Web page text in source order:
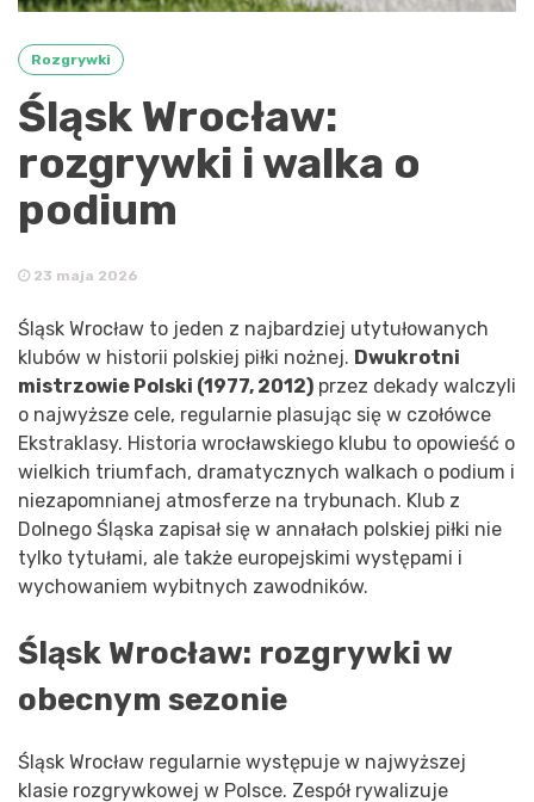
Rozgrywki
Śląsk Wrocław:
rozgrywki i walka o
podium
23 maja 2026
Śląsk Wrocław to jeden z najbardziej utytułowanych
klubów w historii polskiej piłki nożnej. Dwukrotni
mistrzowie Polski (1977, 2012) przez dekady walczyli
o najwyższe cele, regularnie plasując się w czołówce
Ekstraklasy. Historia wrocławskiego klubu to opowieść o
wielkich triumfach, dramatycznych walkach o podium i
niezapomnianej atmosferze na trybunach. Klub z
Dolnego Śląska zapisał się w annałach polskiej piłki nie
tylko tytułami, ale także europejskimi występami i
wychowaniem wybitnych zawodników.
Śląsk Wrocław: rozgrywki w
obecnym sezonie
Śląsk Wrocław regularnie występuje w najwyższej
klasie rozgrywkowej w Polsce. Zespół rywalizuje